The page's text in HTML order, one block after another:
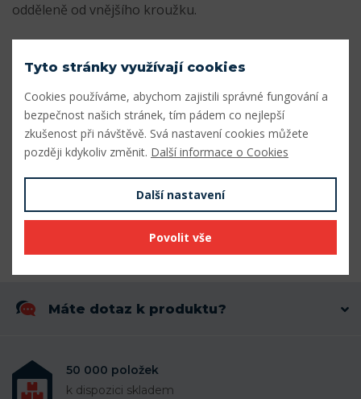
odděleně od vnějšího kroužku.
zemědělských aplikacích.
- Střední radiální a axiální únosnost
- Přenášejí axiální zatížení v jednom směru
- Nízké tření a dlouhá životnost
- Oddělitelné a vyměnitelné součásti
Máte dotaz k produktu?
50 000 položek
k dispozici skladem
Tyto stránky využívají cookies
Cookies používáme, abychom zajistili správné fungování a
bezpečnost našich stránek, tím pádem co nejlepší
zkušenost při návštěvě. Svá nastavení cookies můžete
později kdykoliv změnit. Další informace o Cookies
Další nastavení
Povolit vše